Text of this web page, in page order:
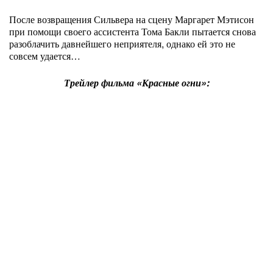
После возвращения Сильвера на сцену Маргарет Мэтисон
при помощи своего ассистента Тома Бакли пытается снова
разоблачить давнейшего неприятеля, однако ей это не
совсем удается…
Трейлер фильма «Красные огни»: